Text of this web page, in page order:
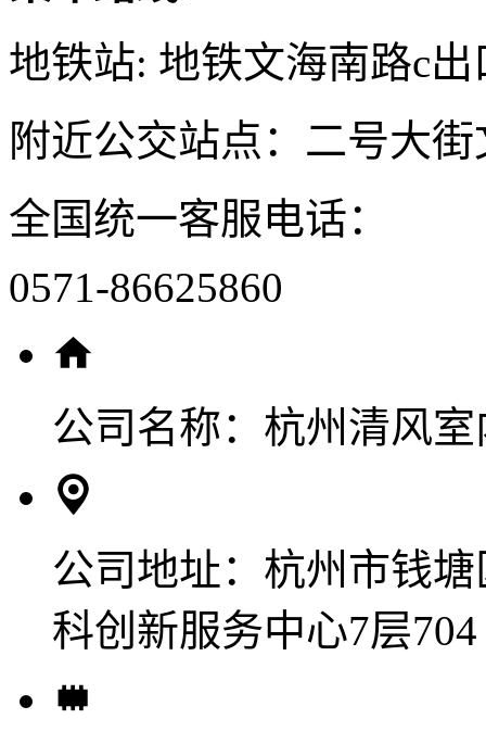
地铁站: 地铁文海南路c出
附近公交站点：二号大
全国统一客服电话：
0571-86625860
公司名称： 杭州清风
公司地址： 杭州市钱
科创新服务中心7层704